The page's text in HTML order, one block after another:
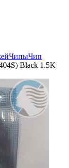
ЧипыЧип
Black 1.5K